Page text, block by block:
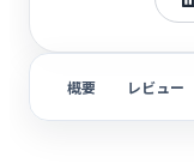
概要 レビュー